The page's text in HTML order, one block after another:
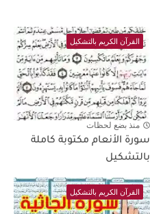
القرآن الكريم بالتشكيل
منذ بضع لحظات
سورة الأنعام مكتوبة كاملة
بالتشكيل
القرآن الكريم بالتشكيل